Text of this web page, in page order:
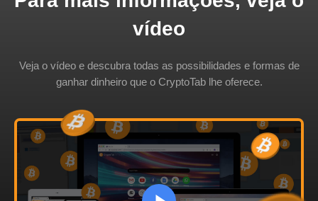
vídeo
Veja o vídeo e descubra todas as possibilidades e formas de
ganhar dinheiro que o CryptoTab lhe oferece.